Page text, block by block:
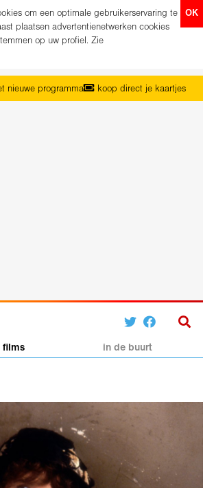
OK
om een optimale gebruikerservaring te
plaatsen advertentienetwerken cookies
op uw profiel. Zie
nieuwe programma
koop direct je kaartjes
overzicht van Nederland
films in de buurt